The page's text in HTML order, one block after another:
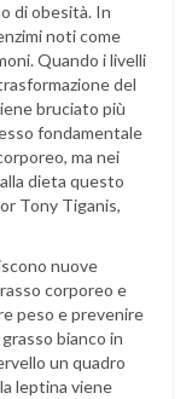
di obesità. In
noti come
Quando i livelli
del
bruciato più
fondamentale
ma nei
dieta questo
Tony Tiganis,
nuove
corporeo e
peso e prevenire
bianco in
un quadro
leptina viene